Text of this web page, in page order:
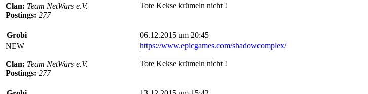
Clan: Team NetWars e.V.
Postings: 277
Tote Kekse krümeln nicht !
Grobi 06.12.2015 um 20:45
NEW
Clan: Team NetWars e.V.
Postings: 277
https://www.epicgames.com/shadowcomplex/
Tote Kekse krümeln nicht !